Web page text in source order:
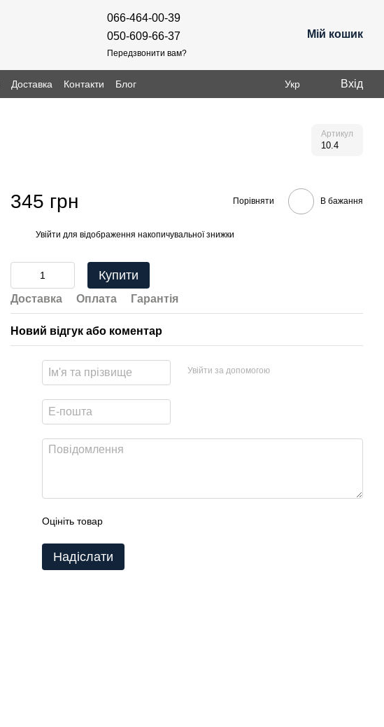
066-464-00-39
050-609-66-37
Передзвонити вам?
Мій кошик
Доставка Контакти Блог Укр Вхід
Артикул
10.4
345 грн Порівняти В бажання
Увійти для відображення накопичувальної знижки
Купити
Доставка Оплата Гарантія
Новий відгук або коментар
Увійти за допомогою
Оцініть товар
Надіслати